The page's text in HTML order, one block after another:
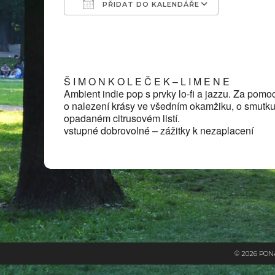
PŘIDAT DO KALENDÁŘE
Š I M O N K O L E Č E K – L I M E N E
Ambient indie pop s prvky lo-fi a jazzu. Za
o nalezení krásy ve všedním okamžiku, o
opadaném citrusovém listí.
vstupné dobrovolné – zážitky k nezaplacení
© 2026